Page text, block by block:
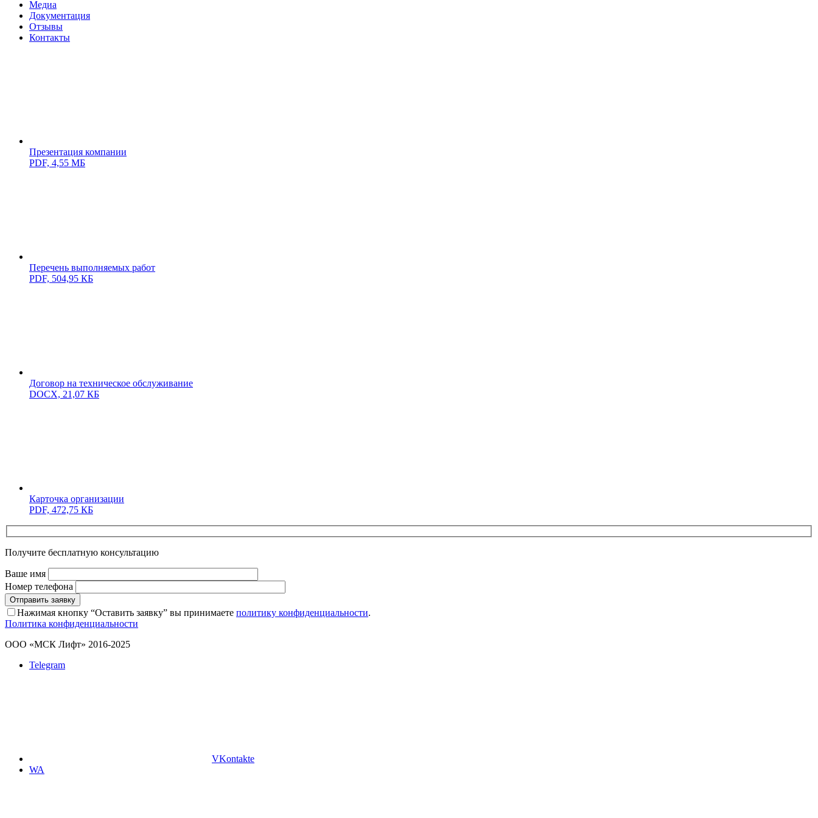
Медиа
Документация
Отзывы
Контакты
Презентация компании
PDF, 4,55 МБ
Перечень выполняемых работ
PDF, 504,95 КБ
Договор на техническое обслуживание
DOCX, 21,07 КБ
Карточка организации
PDF, 472,75 КБ
Получите бесплатную консультацию
Ваше имя
Номер телефона
Отправить заявку
Нажимая кнопку “Оставить заявку” вы принимаете политику конфиденциальности.
Политика конфиденциальности
ООО «МСК Лифт» 2016-2025
Telegram
VKontakte
WA